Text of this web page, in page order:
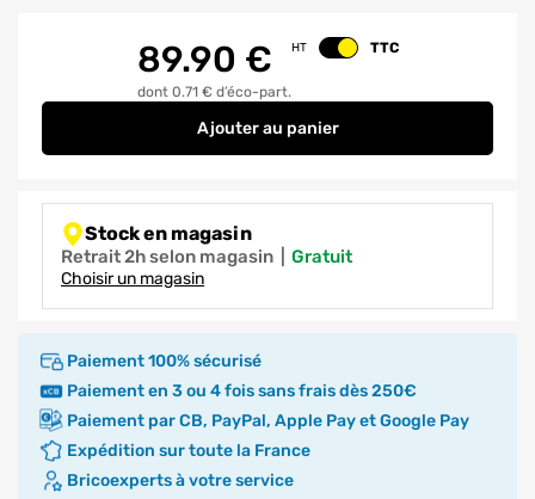
HT Changer le prix
TTC
89.90 €
dont 0.71 € d’éco-part.
Ajouterau panier
Plateau de salle de bains
Stock en magasin
Retrait 2h selon magasin gratuit
Choisir un magasin
Paiement 100% sécurisé
Paiement en 3 ou 4 fois sans frais dès 250€
Paiement par CB, PayPal, Apple Pay et Google Pay
Expédition sur toute la France
Bricoexperts à votre service